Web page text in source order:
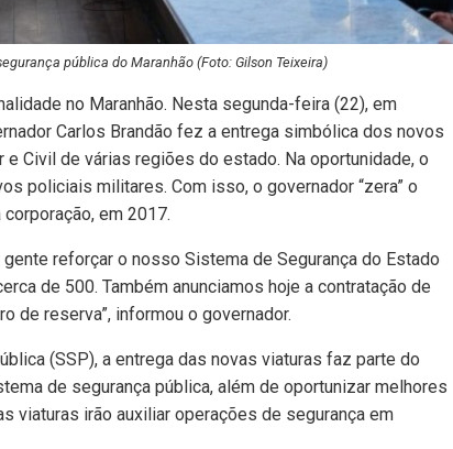
pública do Maranhão (Foto: Gilson Teixeira)
no Maranhão. Nesta segunda-feira (22), em
Carlos Brandão fez a entrega simbólica dos novos
Civil de várias regiões do estado. Na oportunidade, o
policiais militares. Com isso, o governador “zera” o
em 2017.
reforçar o nosso Sistema de Segurança do Estado
de 500. Também anunciamos hoje a contratação de
de reserva”, informou o governador.
(SSP), a entrega das novas viaturas faz parte do
de segurança pública, além de oportunizar melhores
viaturas irão auxiliar operações de segurança em